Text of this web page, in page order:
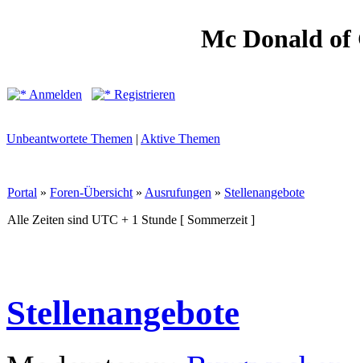
Mc Donald of
Anmelden Registrieren
Unbeantwortete Themen | Aktive Themen
Portal » Foren-Übersicht » Ausrufungen » Stellenangebote
Alle Zeiten sind UTC + 1 Stunde [ Sommerzeit ]
Stellenangebote